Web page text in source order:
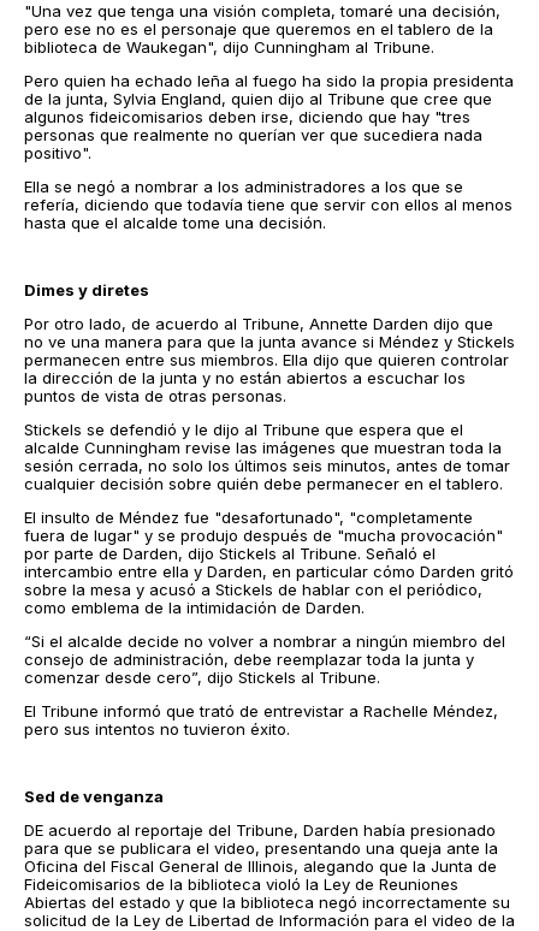
"Una vez que tenga una visión completa, tomaré una decisión,
pero ese no es el personaje que queremos en el tablero de la
biblioteca de Waukegan", dijo Cunningham al Tribune.
Pero quien ha echado leña al fuego ha sido la propia presidenta
de la junta, Sylvia England, quien dijo al Tribune que cree que
algunos fideicomisarios deben irse, diciendo que hay "tres
personas que realmente no querían ver que sucediera nada
positivo".
Ella se negó a nombrar a los administradores a los que se
refería, diciendo que todavía tiene que servir con ellos al menos
hasta que el alcalde tome una decisión.
Dimes y diretes
Por otro lado, de acuerdo al Tribune, Annette Darden dijo que
no ve una manera para que la junta avance si Méndez y Stickels
permanecen entre sus miembros. Ella dijo que quieren controlar
la dirección de la junta y no están abiertos a escuchar los
puntos de vista de otras personas.
Stickels se defendió y le dijo al Tribune que espera que el
alcalde Cunningham revise las imágenes que muestran toda la
sesión cerrada, no solo los últimos seis minutos, antes de tomar
cualquier decisión sobre quién debe permanecer en el tablero.
El insulto de Méndez fue "desafortunado", "completamente
fuera de lugar" y se produjo después de "mucha provocación"
por parte de Darden, dijo Stickels al Tribune. Señaló el
intercambio entre ella y Darden, en particular cómo Darden gritó
sobre la mesa y acusó a Stickels de hablar con el periódico,
como emblema de la intimidación de Darden.
“Si el alcalde decide no volver a nombrar a ningún miembro del
consejo de administración, debe reemplazar toda la junta y
comenzar desde cero”, dijo Stickels al Tribune.
El Tribune informó que trató de entrevistar a Rachelle Méndez,
pero sus intentos no tuvieron éxito.
Sed de venganza
DE acuerdo al reportaje del Tribune, Darden había presionado
para que se publicara el video, presentando una queja ante la
Oficina del Fiscal General de Illinois, alegando que la Junta de
Fideicomisarios de la biblioteca violó la Ley de Reuniones
Abiertas del estado y que la biblioteca negó incorrectamente su
solicitud de la Ley de Libertad de Información para el video de la